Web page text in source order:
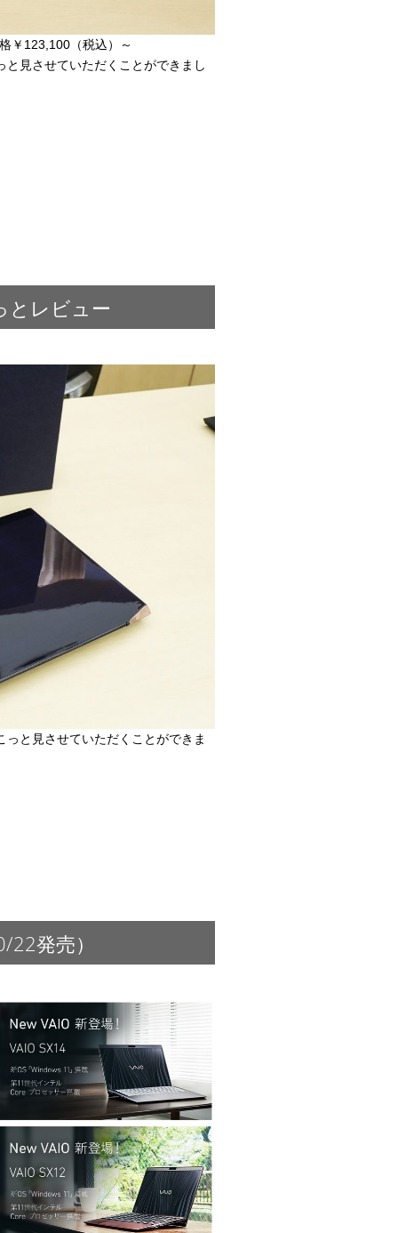
￥123,100（税込）～
見させていただくことができまし
とレビュー
っと見させていただくことができま
発売）